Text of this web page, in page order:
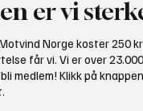
er vi
Norge koster 250
får vi. Vi er over
medlem! Klikk på